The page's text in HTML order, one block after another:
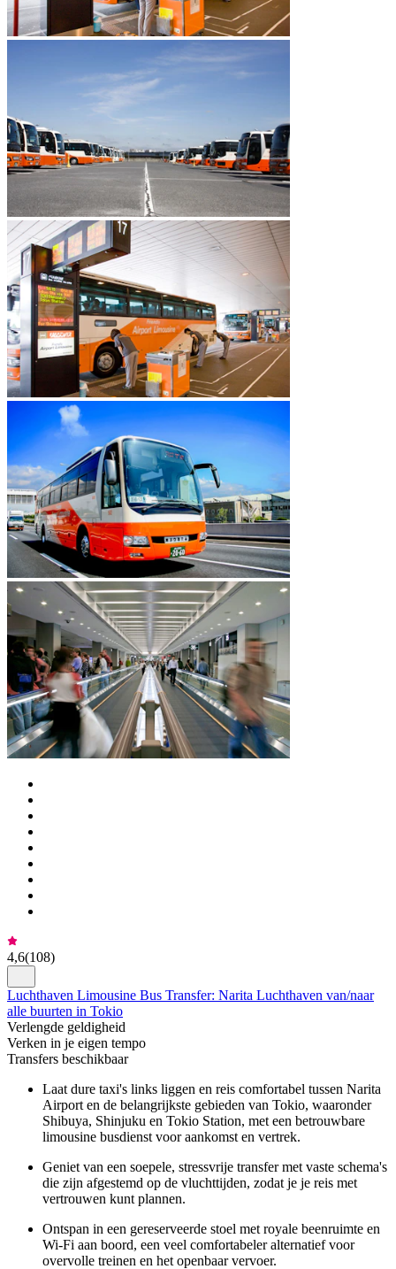
4,6(108)
Luchthaven Limousine Bus Transfer: Narita Luchthaven van/naar
alle buurten in Tokio
Verlengde geldigheid
Verken in je eigen tempo
Transfers beschikbaar
Laat dure taxi's links liggen en reis comfortabel tussen Narita
Airport en de belangrijkste gebieden van Tokio, waaronder
Shibuya, Shinjuku en Tokio Station, met een betrouwbare
limousine busdienst voor aankomst en vertrek.
Geniet van een soepele, stressvrije transfer met vaste schema's
die zijn afgestemd op de vluchttijden, zodat je je reis met
vertrouwen kunt plannen.
Ontspan in een gereserveerde stoel met royale beenruimte en
Wi-Fi aan boord, een veel comfortabeler alternatief voor
overvolle treinen en het openbaar vervoer.